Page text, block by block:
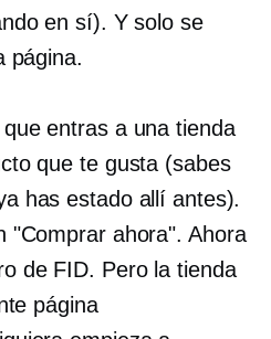
en sí). Y solo se
página.
entras a una tienda
que te gusta (sabes
has estado allí antes).
"Comprar ahora". Ahora
de FID. Pero la tienda
página